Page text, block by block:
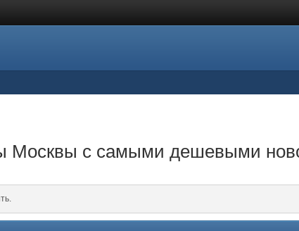
Москвы с самыми дешевыми